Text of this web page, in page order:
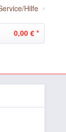
Hilfe
0,00 € *